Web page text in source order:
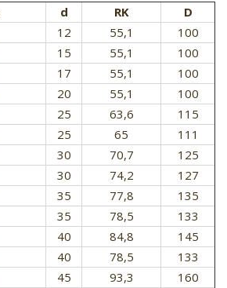
d RK
D
12 55,1
100
15 55,1
100
17 55,1
100
20 55,1
100
25 63,6
115
25 65
111
30 70,7
125
30 74,2
127
35 77,8
135
35 78,5
133
40 84,8
145
40 78,5
133
45 93,3
160